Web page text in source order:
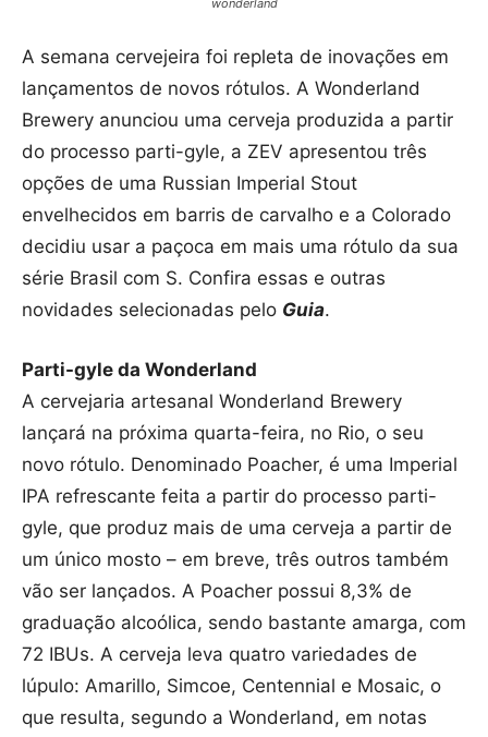
wonderland
A semana cervejeira foi repleta de inovações em
lançamentos de novos rótulos. A Wonderland
Brewery anunciou uma cerveja produzida a partir
do processo parti-gyle, a ZEV apresentou três
opções de uma Russian Imperial Stout
envelhecidos em barris de carvalho e a Colorado
decidiu usar a paçoca em mais uma rótulo da sua
série Brasil com S. Confira essas e outras
novidades selecionadas pelo Guia.
Parti-gyle da Wonderland
A cervejaria artesanal Wonderland Brewery
lançará na próxima quarta-feira, no Rio, o seu
novo rótulo. Denominado Poacher, é uma Imperial
IPA refrescante feita a partir do processo parti-
gyle, que produz mais de uma cerveja a partir de
um único mosto – em breve, três outros também
vão ser lançados. A Poacher possui 8,3% de
graduação alcoólica, sendo bastante amarga, com
72 IBUs. A cerveja leva quatro variedades de
lúpulo: Amarillo, Simcoe, Centennial e Mosaic, o
que resulta, segundo a Wonderland, em notas